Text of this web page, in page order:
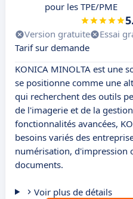
pour les TPE/PME
Version gratuite Essai
Tarif sur demande
KONICA MINOLTA est une
se positionne comme une
qui recherchent des outils
de l'imagerie et de la
fonctionnalités avancées,
besoins variés des
numérisation, d'impression
documents.
Voir plus de détails